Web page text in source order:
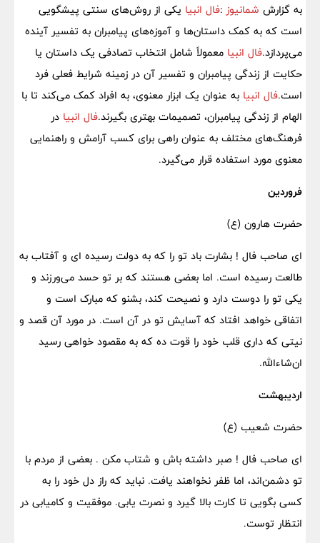
به گزارش شمانیوز :فال انبیا یکی از روش‌های سنتی پیشگویی
است که به کمک داستان‌ها و آموزه‌های پیامبران به تفسیر آینده
می‌پردازد.فال انبیا معمولاً شامل انتخاب تصادفی یک داستان یا
حکایت از زندگی پیامبران و تفسیر آن در زمینه شرایط فعلی فرد
است.فال انبیا به عنوان یک ابزار معنوی، به افراد کمک می‌کند تا با
الهام از زندگی پیامبران، تصمیمات بهتری بگیرند.فال انبیا در
فرهنگ‌های مختلف به عنوان راهی برای کسب آرامش و راهنمایی
معنوی مورد استفاده قرار می‌گیرد.
​فروردین
حضرت هارون (ع)
ای صاحب فال ! بشارت باد تو را که به دولت رسیده ای و آفتاب به
طالعت رسیده است. اما بعضی هستند که بر تو حسد می‌ورزند و
یکی تو را دوست دارد و نصیحت کند، بشنو که مبارک است و
اتفاقی خواهد افتاد که آسایش تو در آن است. در مورد آن قصد و
نیتی که داری قلب خود را قوت ده که به مقصود خواهی رسید
ان‌شاءالله.
اردیبهشت
حضرت شعیب (ع)
ای صاحب فال ! صبر داشته باش و شتاب مکن . بعضی از مردم با
تو دشمن‌اند، اما ظفر نخواهند یافت. نباید که راز دل خود را به
کسی بگویی تا کارت بالا گیرد و نصرت یابی. موفقیت و کامیابی در
انتظار توست.